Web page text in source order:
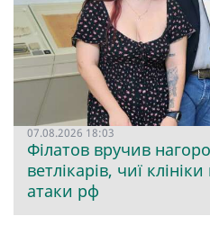
07.08.2026 18:03
Філатов вручив
ветлікарів, чиї
атаки рф